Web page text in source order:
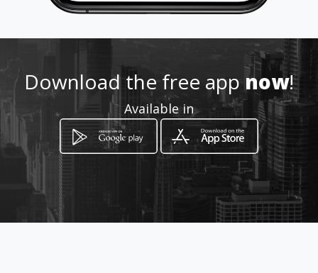
http://violeta_1@hotmail.es
How to get
La Rioja
Download the free appnow!
Available in